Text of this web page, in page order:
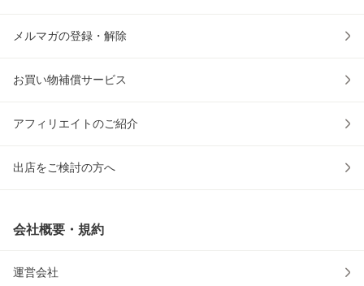
メルマガの登録・解除
お買い物補償サービス
アフィリエイトのご紹介
出店をご検討の方へ
会社概要・規約
運営会社